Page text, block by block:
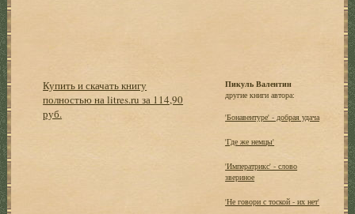
Купить и скачать книгу
полностью на litres.ru за 114,90
руб.
Пикуль Валентин
другие книги автора:
'Бонавентуре' - добрая удача
'Где же немцы'
'Императрикс' - слово
звериное
'Не говори с тоской - их нет'